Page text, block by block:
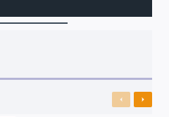
Previous
Next